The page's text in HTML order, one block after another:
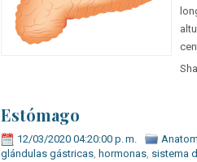
Estómago
12/03/2020 04:20:00 p. m.
glándulas gástricas hormonas sistema